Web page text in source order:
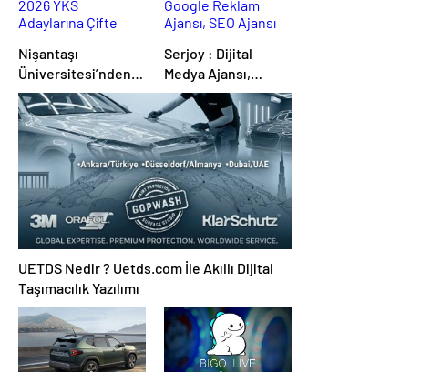
Nişantaşı
Üniversitesi’nden
2026 YKS
Adaylarına Çifte
Güvence: Sabit
Ücret ve Kesintisiz
Burs
Serjoy : Dijital
Medya Ajansı,
Google Reklam
Ajansı, SEO Ajansı
ve Web Tasarım
Ajansı
UETDS Nedir ? Uetds.com İle Akıllı Dijital
Taşımacılık Yazılımı